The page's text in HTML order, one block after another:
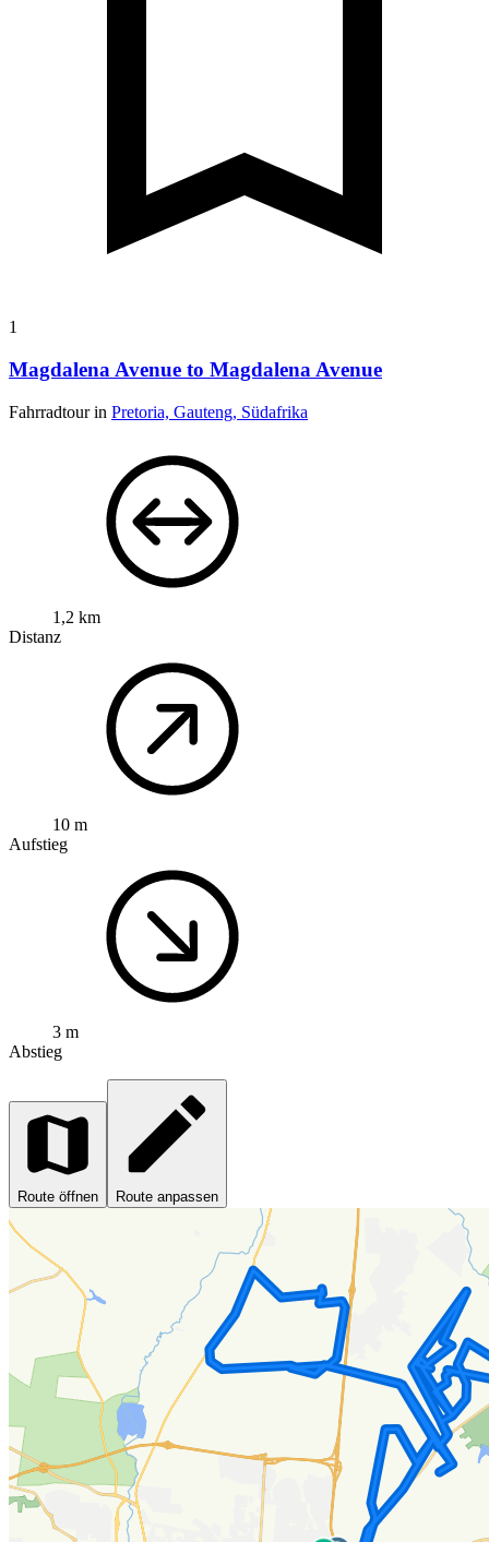
1
Magdalena Avenue to Magdalena Avenue
Fahrradtour in Pretoria, Gauteng, Südafrika
1,2 km
Distanz
10 m
Aufstieg
3 m
Abstieg
Route öffnen Route anpassen